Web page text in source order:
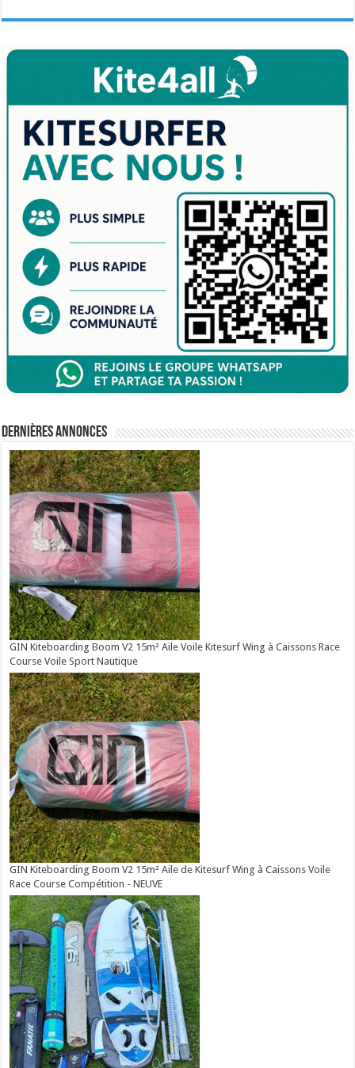
Dernières annonces
GIN Kiteboarding Boom V2 15m² Aile Voile Kitesurf Wing à Caissons Race
Course Voile Sport Nautique
GIN Kiteboarding Boom V2 15m² Aile de Kitesurf Wing à Caissons Voile
Race Course Compétition - NEUVE